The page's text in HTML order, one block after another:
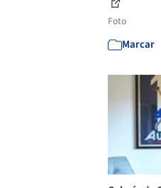
Foto
Marcar